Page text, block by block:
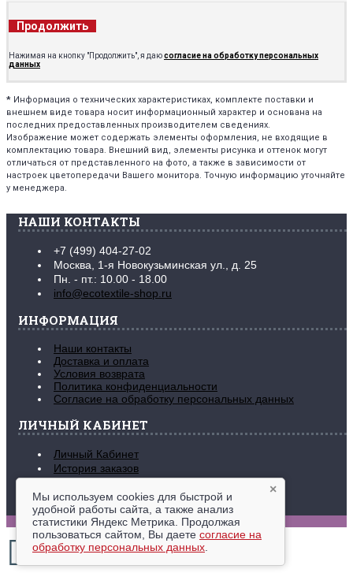
Продолжить
Нажимая на кнопку "Продолжить", я даюсогласие на обработку персональных
данных
* Информация о технических характеристиках, комплекте поставки и
внешнем виде товара носит информационный характер и основана на
последних предоставленных производителем сведениях.
Изображение может содержать элементы оформления, не входящие в
комплектацию товара. Внешний вид, элементы рисунка и оттенок могут
отличаться от представленного на фото, а также в зависимости от
настроек цветопередачи Вашего монитора. Точную информацию уточняйте
у менеджера.
НАШИ КОНТАКТЫ
+7 (499) 404-27-02
Москва, 1-я Новокузьминская ул., д. 25
Пн. - пт.: 10.00 - 18.00
info@ecotextile-shop.ru
ИНФОРМАЦИЯ
Наши контакты
Доставка и оплата
Условия возврата
Политика конфиденциальности
Согласие на обработку персональных данных
ЛИЧНЫЙ КАБИНЕТ
Личный Кабинет
История заказов
Закладки (0)
Рассылка новостей
www.ecotextile-shop.ru © 2016-2026
×
Мы используем cookies для быстрой и
удобной работы сайта, а также анализ
статистики Яндекс Метрика. Продолжая
пользоваться сайтом, Вы даете согласие на
обработку персональных данных